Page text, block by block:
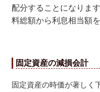
配分することになりま
料総額から利息相当額
固定資産の減損会計
固定資産の時価が著しく